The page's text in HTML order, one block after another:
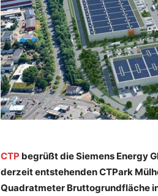
CTP begrüßt die Siemens Energy
derzeit entstehenden CTPark
Quadratmeter Bruttogrundfläche